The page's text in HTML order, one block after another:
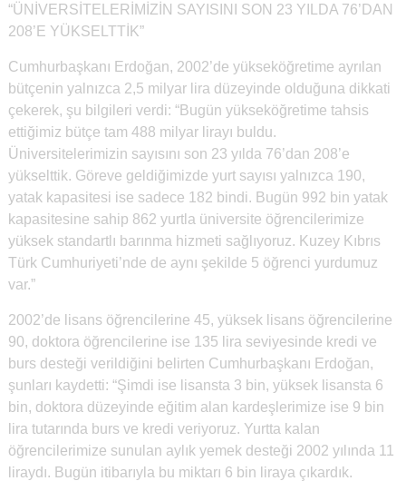
“ÜNİVERSİTELERİMİZİN SAYISINI SON 23 YILDA 76’DAN
208’E YÜKSELTTİK”
Cumhurbaşkanı Erdoğan, 2002’de yükseköğretime ayrılan
bütçenin yalnızca 2,5 milyar lira düzeyinde olduğuna dikkati
çekerek, şu bilgileri verdi: “Bugün yükseköğretime tahsis
ettiğimiz bütçe tam 488 milyar lirayı buldu.
Üniversitelerimizin sayısını son 23 yılda 76’dan 208’e
yükselttik. Göreve geldiğimizde yurt sayısı yalnızca 190,
yatak kapasitesi ise sadece 182 bindi. Bugün 992 bin yatak
kapasitesine sahip 862 yurtla üniversite öğrencilerimize
yüksek standartlı barınma hizmeti sağlıyoruz. Kuzey Kıbrıs
Türk Cumhuriyeti’nde de aynı şekilde 5 öğrenci yurdumuz
var.”
2002’de lisans öğrencilerine 45, yüksek lisans öğrencilerine
90, doktora öğrencilerine ise 135 lira seviyesinde kredi ve
burs desteği verildiğini belirten Cumhurbaşkanı Erdoğan,
şunları kaydetti: “Şimdi ise lisansta 3 bin, yüksek lisansta 6
bin, doktora düzeyinde eğitim alan kardeşlerimize ise 9 bin
lira tutarında burs ve kredi veriyoruz. Yurtta kalan
öğrencilerimize sunulan aylık yemek desteği 2002 yılında 11
liraydı. Bugün itibarıyla bu miktarı 6 bin liraya çıkardık.